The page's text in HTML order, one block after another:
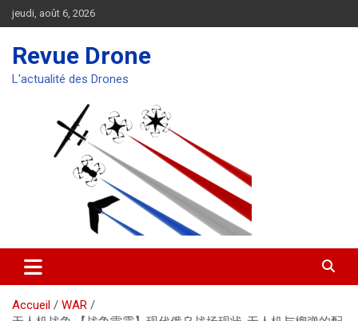
Aller
au
jeudi, août 6, 2026
Revue Drone
L'actualité des Drones
Accueil
WAR